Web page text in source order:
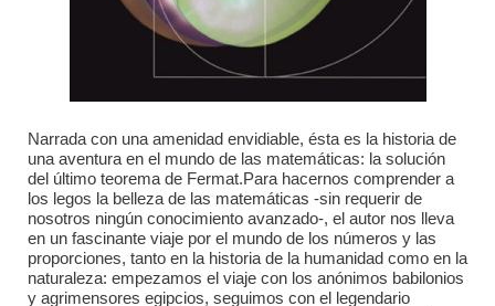
Narrada con una amenidad envidiable, ésta es la historia de
una aventura en el mundo de las matemáticas: la solución
del último teorema de Fermat.Para hacernos comprender a
los legos la belleza de las matemáticas -sin requerir de
nosotros ningún conocimiento avanzado-, el autor nos lleva
en un fascinante viaje por el mundo de los números y las
proporciones, tanto en la historia de la humanidad como en la
naturaleza: empezamos el viaje con los anónimos babilonios
y agrimensores egipcios, seguimos con el legendario